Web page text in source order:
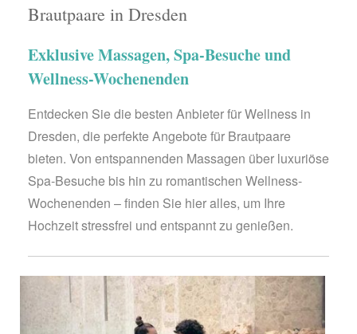
Brautpaare in Dresden
Exklusive Massagen, Spa-Besuche und
Wellness-Wochenenden
Entdecken Sie die besten Anbieter für Wellness in
Dresden, die perfekte Angebote für Brautpaare
bieten. Von entspannenden Massagen über luxuriöse
Spa-Besuche bis hin zu romantischen Wellness-
Wochenenden – finden Sie hier alles, um Ihre
Hochzeit stressfrei und entspannt zu genießen.